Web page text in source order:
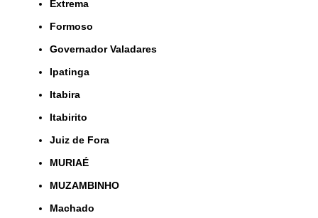
Extrema
Formoso
Governador Valadares
Ipatinga
Itabira
Itabirito
Juiz de Fora
MURIAÉ
MUZAMBINHO
Machado